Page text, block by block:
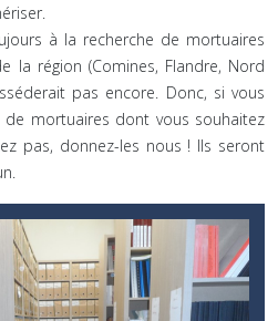
à la recherche de mortuaires
la région (Comines, Flandre, Nord
pas encore. Donc, si vous
mortuaires dont vous souhaitez
pas, donnez-les nous ! Ils seront